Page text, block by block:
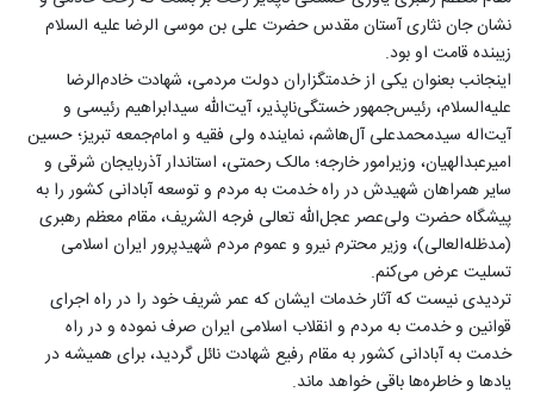
نشان جان نثاری آستان مقدس حضرت علی بن موسی الرضا علیه السلام
زیبنده قامت او بود.
اینجانب بعنوان یکی از خدمتگزاران دولت مردمی، شهادت خادم‌الرضا
علیه‌السلام، رئیس‌جمهور خستگی‌ناپذیر، آیت‌الله سیدابراهیم رئیسی و
آیت‌اله سیدمحمدعلی آل‌هاشم، نماینده ولی فقیه و امام‌جمعه تبریز؛ حسین
امیرعبدالهیان، وزیرامور خارجه؛ مالک رحمتی، استاندار آذربایجان شرقی و
سایر همراهان شهیدش در راه خدمت به مردم و توسعه آبادانی کشور را به
پیشگاه حضرت ولی‌عصر عجل‌الله تعالی فرجه الشریف، مقام معظم رهبری
(مدظله‌العالی)، وزیر محترم نیرو و عموم مردم شهیدپرور ایران اسلامی
تسلیت عرض می‌کنم.
تردیدی نیست که آثار خدمات ایشان که عمر شریف خود را در راه اجرای
قوانین و خدمت به مردم و انقلاب اسلامی ایران صرف نموده و در راه
خدمت به آبادانی کشور به مقام رفیع شهادت نائل گردید، برای همیشه در
یادها و خاطره‌ها باقی خواهد ماند.